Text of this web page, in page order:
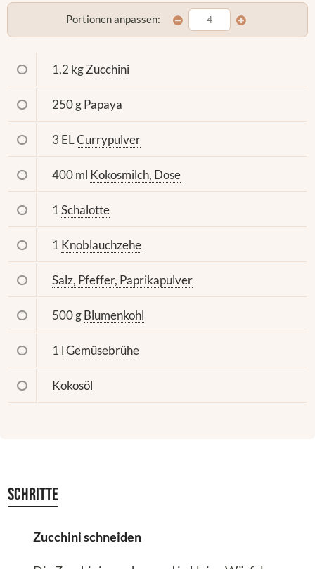
Portionen anpassen:
1,2 kgZucchini
250 gPapaya
3 ELCurrypulver
400 ml Kokosmilch, Dose
1Schalotte
1 Knoblauchzehe
Salz, Pfeffer, Paprikapulver
500 gBlumenkohl
1 lGemüsebrühe
Kokosöl
Schritte
Zucchini schneiden